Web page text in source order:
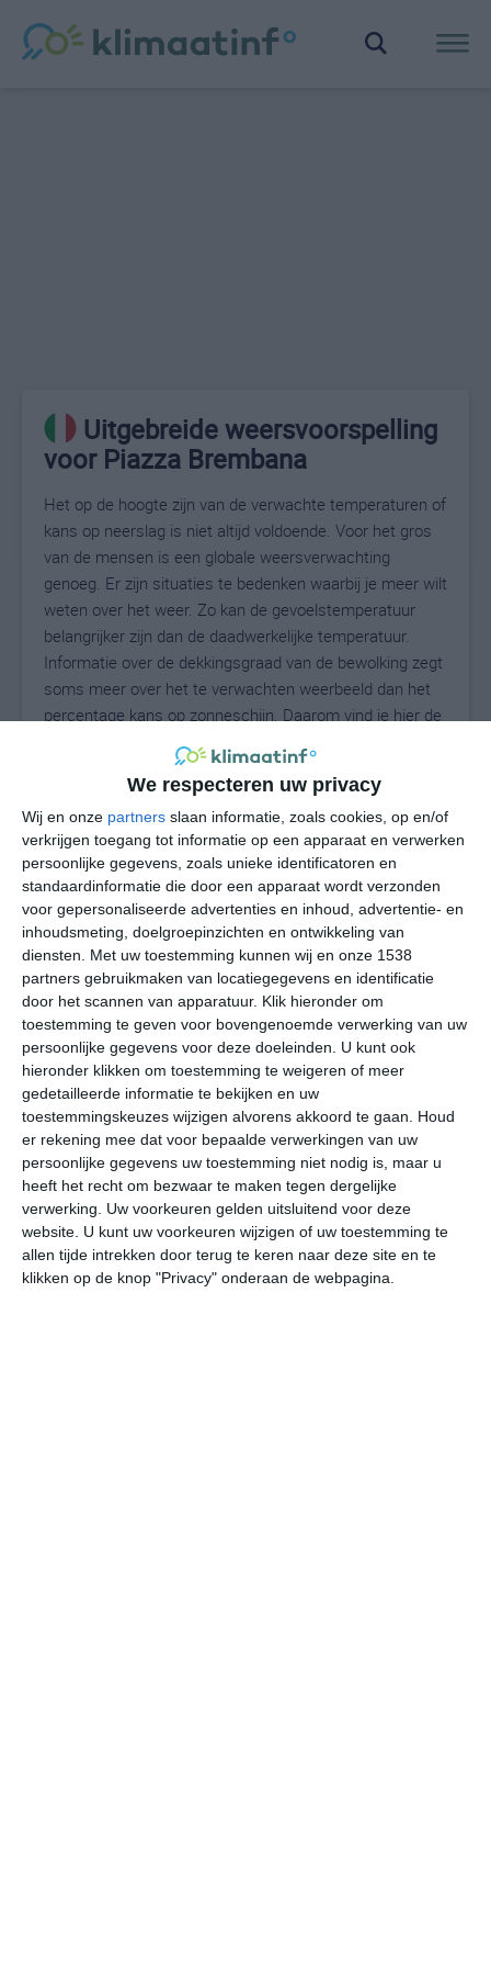
We respecteren uw privacy
Wij en onze partners slaan informatie, zoals cookies, op en/of
verkrijgen toegang tot informatie op een apparaat en verwerken
persoonlijke gegevens, zoals unieke identificatoren en
standaardinformatie die door een apparaat wordt verzonden
voor gepersonaliseerde advertenties en inhoud, advertentie- en
inhoudsmeting, doelgroepinzichten en ontwikkeling van
diensten.
Met uw toestemming kunnen wij en onze 1538
partners gebruikmaken van locatiegegevens en identificatie
door het scannen van apparatuur. Klik hieronder om
toestemming te geven voor bovengenoemde verwerking van uw
persoonlijke gegevens voor deze doeleinden. U kunt ook
hieronder klikken om toestemming te weigeren of meer
gedetailleerde informatie te bekijken en uw
toestemmingskeuzes wijzigen alvorens akkoord te gaan.
Houd
er rekening mee dat voor bepaalde verwerkingen van uw
persoonlijke gegevens uw toestemming niet nodig is, maar u
heeft het recht om bezwaar te maken tegen dergelijke
verwerking. Uw voorkeuren gelden uitsluitend voor deze
website. U kunt uw voorkeuren wijzigen of uw toestemming te
allen tijde intrekken door terug te keren naar deze site en te
klikken op de knop "Privacy" onderaan de webpagina.
Uitgebreide weersvoorspelling
voor Piazza Brembana
Het op de hoogte zijn van de verwachte temperaturen of
kans op neerslag is niet altijd voldoende. Voor het gros
van de mensen is een globale weersverwachting
genoeg. Er zijn situaties te bedenken waarbij je meer wilt
weten over het weer. Zo kan de gevoelstemperatuur
belangrijker zijn dan de daadwerkelijke temperatuur.
Informatie over de dekkingsgraad van de bewolking zegt
soms meer over het te verwachten weerbeeld dan het
percentage kans op zonneschijn. Daarom vind je hier de
uitgebreide weersvoorspelling voor Piazza Brembana.
23°C
vr
27°
za zo
26° 17°
ma
27° 18°
24°C 27°C 26°C
09:00 12:00 15:00 18:00 21:00
09:00 12:00 15:00 18:00 21:00